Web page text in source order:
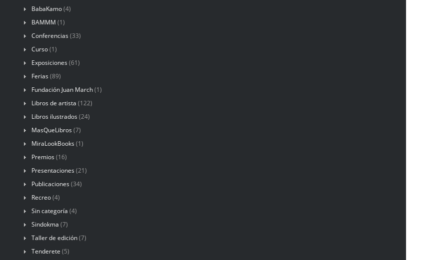
BabaKamo(4)
BAMMM (1)
Conferencias (33)
Curso(1)
Exposiciones (61)
Ferias (89)
Fundación Juan March(1)
Libros de artista (122)
Libros ilustrados (24)
MasQueLibros (7)
MiraLookBooks (1)
Premios (16)
Presentaciones (21)
Publicaciones (34)
Recreo(4)
Sin categoría (4)
Sindokma (7)
Taller de edición(7)
Tenderete (5)